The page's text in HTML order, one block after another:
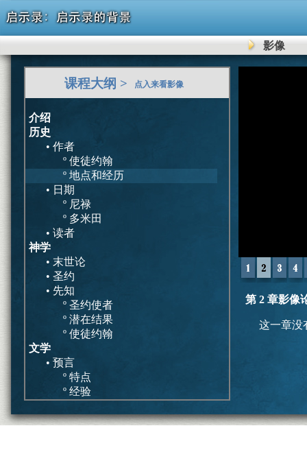
影像
第 2 章影像
这一章没
课程大纲 > 点入来看影像
介绍
历史
• 作者
º 使徒约翰
º 地点和经历
• 日期
º 尼禄
º 多米田
• 读者
神学
• 末世论
• 圣约
• 先知
º 圣约使者
º 潜在结果
º 使徒约翰
文学
• 预言
º 特点
º 经验
º 特点